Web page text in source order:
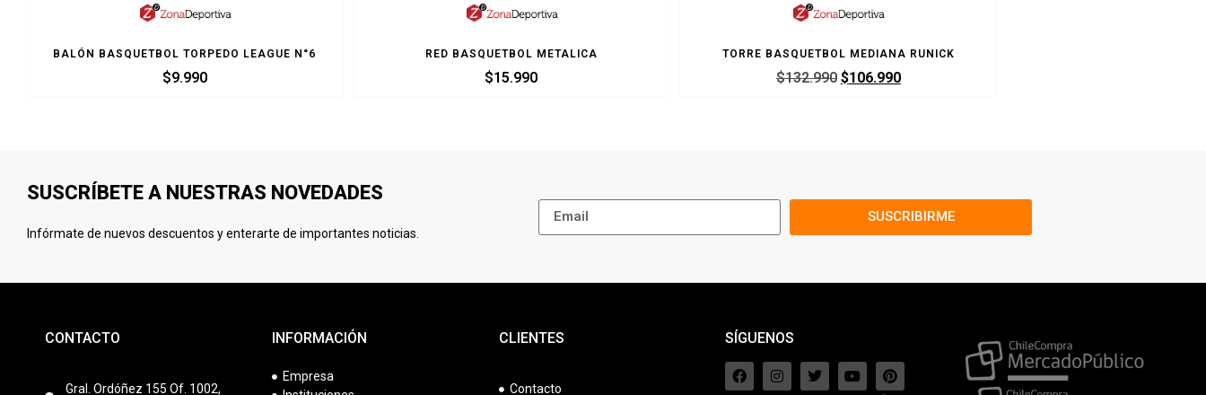
BALÓN BASQUETBOL TORPEDO LEAGUE N°6
$9.990
RED BASQUETBOL METALICA
$15.990
TORRE BASQUETBOL MEDIANA RUNICK
$132.990 $106.990
SUSCRÍBETE A NUESTRAS NOVEDADES
Infórmate de nuevos descuentos y enterarte de importantes noticias.
SUSCRIBIRME
CONTACTO
Gral. Ordóñez 155 Of. 1002,
INFORMACIÓN
Empresa
CLIENTES
Contacto
SÍGUENOS